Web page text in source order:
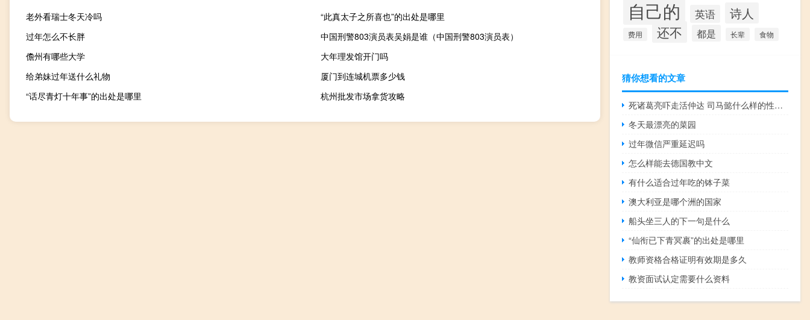
老外看瑞士冬天冷吗
“此真太子之所喜也”的出处是哪里
过年怎么不长胖
中国刑警803演员表吴娟是谁（中国刑警803演员表）
儋州有哪些大学
大年理发馆开门吗
给弟妹过年送什么礼物
厦门到连城机票多少钱
“话尽青灯十年事”的出处是哪里
杭州批发市场拿货攻略
自己的 英语 诗人
费用 还不 都是 长辈 食物
猜你想看的文章
死诸葛亮吓走活仲达 司马懿什么样的性格特点
冬天最漂亮的菜园
过年微信严重延迟吗
怎么样能去德国教中文
有什么适合过年吃的钵子菜
澳大利亚是哪个洲的国家
船头坐三人的下一句是什么
“仙衔已下青冥裹”的出处是哪里
教师资格合格证明有效期是多久
教资面试认定需要什么资料